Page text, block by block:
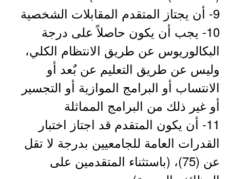
9- أن يجتاز المتقدم المقابلات الشخصية
10- يجب أن يكون حاصلاً على درجة
البكالوريوس عن طريق الانتظام الكلي،
وليس عن طريق التعليم عن بٌعد أو
الانتساب أو البرامج الموازية أو التجسير
أو غير ذلك من البرامج المماثلة
11- أن يكون المتقدم قد اجتاز اختبار
القدرات العامة للجامعيين بدرجة لا تقل
عن (75)، (باستثناء المتقدمين على